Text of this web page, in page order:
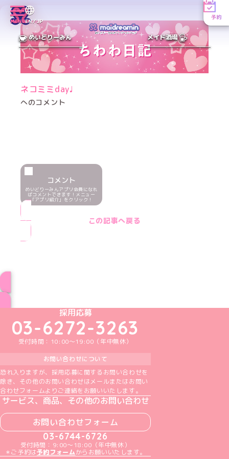
MENUEN／JP
予約
めいどりーみん メイド酒場
ネコミミday♩
へのコメント
コメント
めいどりーみんアプリ会員になれ
ばコメントできます！メニュー
「アプリ紹介」をクリック！
この記事へ戻る
めいどりーみんTikTok公式アカウント
めいどりーみんX公式アカウント
めいどりーみんInstagram公式アカウント
めいどりーみんFacebook公式アカウン
めいどりーみんYouTube公式アカ
採用応募
03-6272-3263
受付時間：10:00～19:00（年中無休）
お問い合わせについて
恐れ入りますが、採用応募に関するお問い合わせを
除き、その他のお問い合わせはメールまたはお問い
合わせフォームよりご連絡をお願いいたします。
サービス、商品、その他のお問い合わせ
お問い合わせフォーム
03-6744-6726
受付時間：9:00～18:00（年中無休）
＊ご予約は予約フォームからお願いいたします。